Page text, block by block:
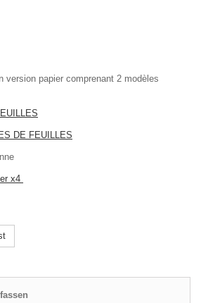
version papier comprenant 2 modèles
DE FEUILLES
x4